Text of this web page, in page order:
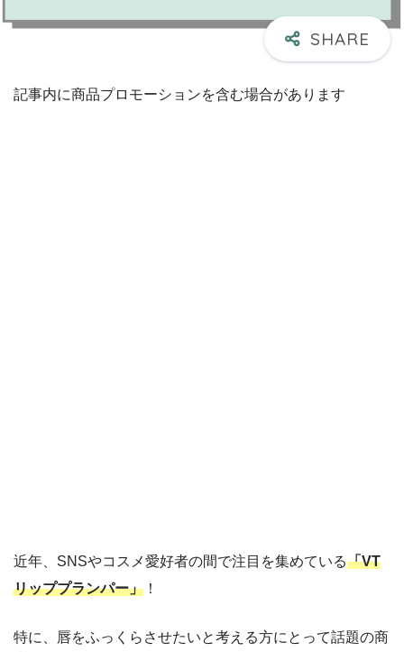
記事内に商品プロモーションを含む場合があります
近年、SNSやコスメ愛好者の間で注目を集めている「VT
リッププランパー」 ！
特に、唇をふっくらさせたいと考える方にとって話題の商